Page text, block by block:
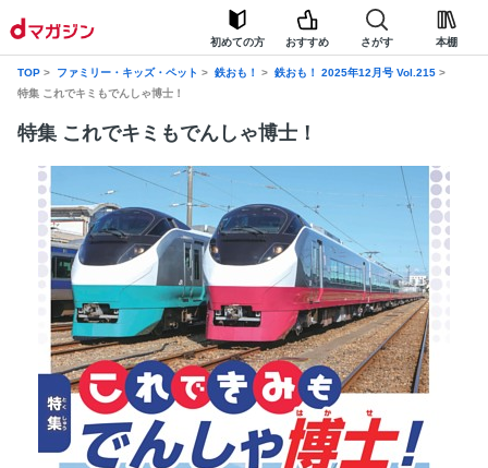
初めての方 おすすめ さがす 本棚
TOP ファミリー・キッズ・ペット 鉄おも！
鉄おも！ 2025年12月号 Vol.215
特集 これでキミもでんしゃ博士！
特集 これでキミもでんしゃ博士！